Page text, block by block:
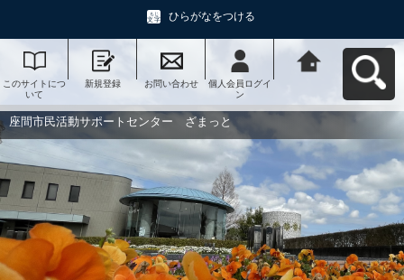
ひらがなをつける
このサイトにつ
いて
新規登録 お問い合わせ
個人会員ログイ
ン
ー ざまっとへ
座間市民活動サポートセンター ざまっと